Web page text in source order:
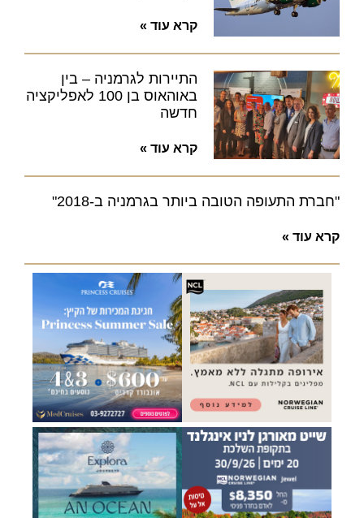
קרא עוד »
התיירות לגרמניה – בין
באוהאוס בן 100 לאפליקציה
חדשה
קרא עוד »
"חברת התעופה הטובה ביותר בגרמניה ב-2018"
קרא עוד »